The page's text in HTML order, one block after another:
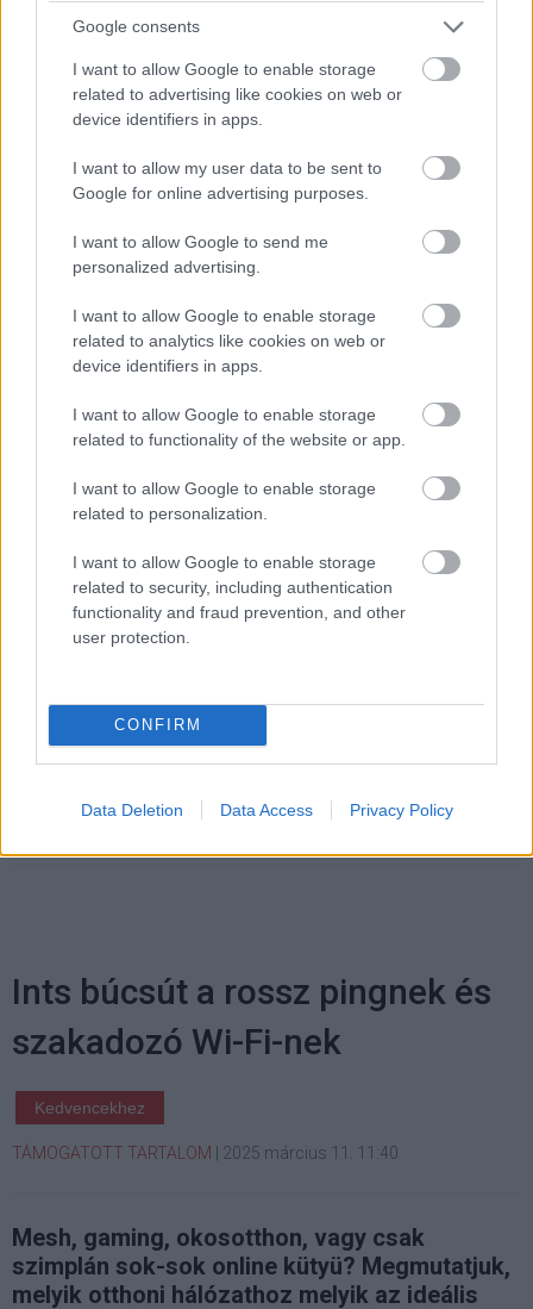
Google consents
I want to allow Google to enable storage
related to advertising like cookies on web or
device identifiers in apps.
I want to allow my user data to be sent to
Google for online advertising purposes.
I want to allow Google to send me
personalized advertising.
I want to allow Google to enable storage
related to analytics like cookies on web or
device identifiers in apps.
I want to allow Google to enable storage
related to functionality of the website or app.
I want to allow Google to enable storage
related to personalization.
I want to allow Google to enable storage
related to security, including authentication
functionality and fraud prevention, and other
user protection.
CONFIRM
Data Deletion Data Access Privacy Policy
sugárkövetés.
A Numerama azt is kiderítette, hogy az M4 Max ezzel
szemben nem tartalmaz UltraFusion csatlakozókat, ami
azt jelenti, hogy egy M4 Ultra jelenleg nem
kijelentette, hogy azért döntött úgy, hogy most frissíti a
Mac Studio-t, ahelyett, hogy megvárná az esetleges M4
Ultrát, mert a Thunderbolt 5 és az M3 architektúra
visszafelé kompatibilitása lehetővé tette a vállalat
számára, hogy késedelem nélkül lépjen előre.
Bár az Apple nem erősítette meg kifejezetten, hogy soha
nem lesz M4 Ultra, a jelenlegi helyzet erősen arra utal,
hogy a vállalat nem tervez ilyen opcióval. Ehelyett
valószínűnek tűnik, hogy bármilyen jövőbeli Ultra chip az
Pulzusméréssel segíti a biztonságos mozgást az új
Balatonalmádiban.
Ints búcsút a rossz pingnek és
szakadozó Wi-Fi-nek
Kedvencekhez
TÁMOGATOTT TARTALOM 2025 március 11. 11:40
Mesh, gaming, okosotthon, vagy csak
szimplán sok-sok online kütyü? Megmutatjuk,
melyik otthoni hálózathoz melyik az ideális